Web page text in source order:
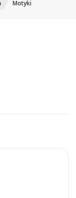
Motyki